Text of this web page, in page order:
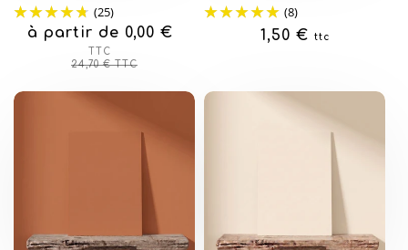
(25)
Prix
habituel
24,70 € TTC
Prix
soldé
à partir de 0,00 €
TTC
(8)
Prix
1,50 € ttc